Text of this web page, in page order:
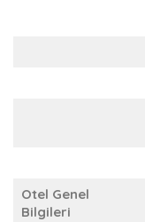
Otel Genel
Bilgileri